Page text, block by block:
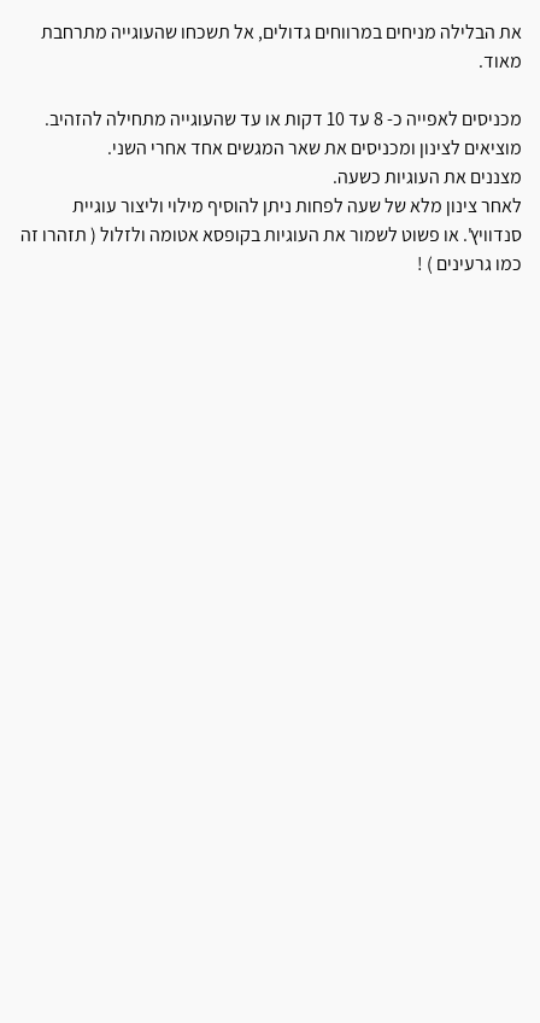
את הבלילה מניחים במרווחים גדולים, אל תשכחו שהעוגייה מתרחבת
מאוד.
מכניסים לאפייה כ- 8 עד 10 דקות או עד שהעוגייה מתחילה להזהיב.
מוציאים לצינון ומכניסים את שאר המגשים אחד אחרי השני.
מצננים את העוגיות כשעה.
לאחר צינון מלא של שעה לפחות ניתן להוסיף מילוי וליצור עוגיית
סנדוויץ'. או פשוט לשמור את העוגיות בקופסא אטומה ולזלול ( תזהרו זה
כמו גרעינים ) !